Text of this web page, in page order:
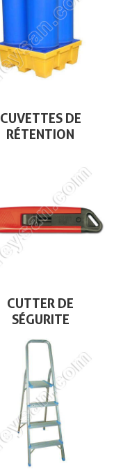
CUVETTES DE
RÉTENTION
CUTTER DE
SÉGURITE